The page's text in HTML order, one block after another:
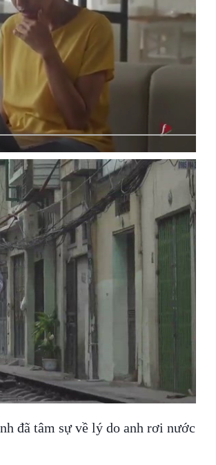
đã tâm sự về lý do anh rơi nước